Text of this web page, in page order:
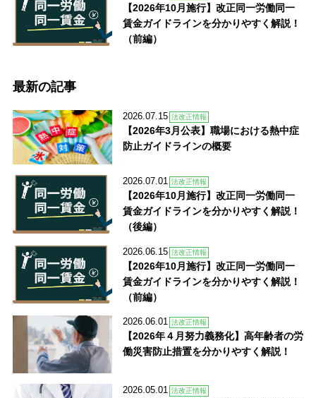
【2026年10月施行】改正同一労働同一
賃金ガイドラインを分かりやすく解説！
（前編）
最新の記事
2026.07.15 法改正情報
【2026年3月公表】職場における熱中症
防止ガイドラインの概要
2026.07.01 法改正情報
【2026年10月施行】改正同一労働同一
賃金ガイドラインを分かりやすく解説！
（後編）
2026.06.15 法改正情報
【2026年10月施行】改正同一労働同一
賃金ガイドラインを分かりやすく解説！
（前編）
2026.06.01 法改正情報
【2026年４月努力義務化】高年齢者の労
働災害防止措置を分かりやすく解説！
2026.05.01 法改正情報